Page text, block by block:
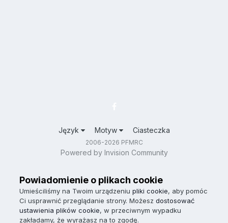
Język Motyw Ciasteczka
2006-2026 PFMRC
Powered by Invision Community
Powiadomienie o plikach cookie
Umieściliśmy na Twoim urządzeniu pliki cookie, aby pomóc
Ci usprawnić przeglądanie strony. Możesz dostosować
ustawienia plików cookie, w przeciwnym wypadku
zakładamy, że wyrażasz na to zgodę.